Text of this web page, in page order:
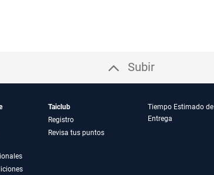
Subir
Taiclub
Registro
Revisa tus puntos
Tiempo Estimado de
Entrega